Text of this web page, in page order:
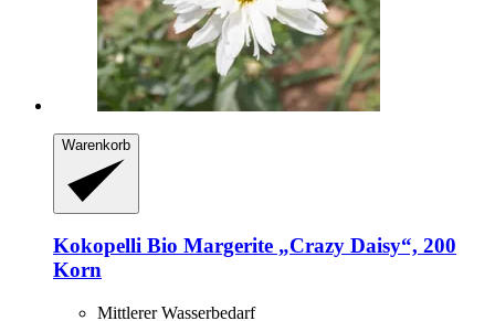
Warenkorb
Kokopelli Bio Margerite „Crazy Daisy“, 200
Korn
Mittlerer Wasserbedarf